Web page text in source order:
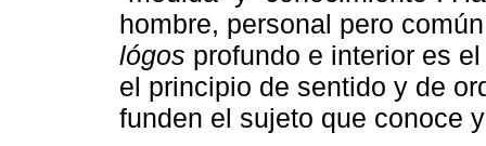
hombre, personal pero
lógos profundo e interior es
el principio de sentido y de
funden el sujeto que conoce